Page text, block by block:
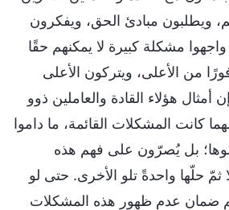
ويطلبون مبادئ الحق، ويفكرون
مشكلة كبيرة لا يمكنهم حقًا
من الأعلى، ويتركون الأعلى
أمثال هؤلاء القادة والعاملين ذوو
كانت المشكلات القائمة، ما داموا
بل يُصرّون على فهم هذه
ثمّ حلّها واحدةً تلو الأخرى. حتى لو
ضمان عدم ظهور هذه المشكلات